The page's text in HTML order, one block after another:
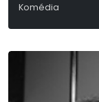
Komédia